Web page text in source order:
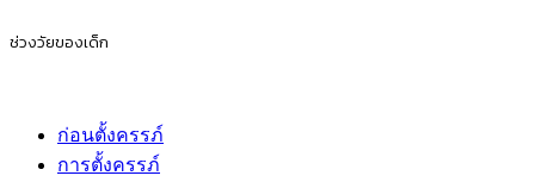
ช่วงวัยของเด็ก
ก่อนตั้งครรภ์
การตั้งครรภ์